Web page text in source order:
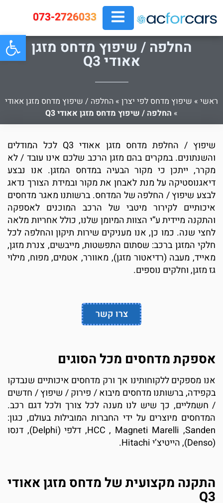
073-2726033
החלפה / שיפוץ מדחס מזגן
אאודי Q3
ראשי » שיפוץ מדחס לפי יצרן » החלפה / שיפוץ מדחס מזגן אאודי
» החלפה / שיפוץ מדחס מזגן אאודי Q3
שיפוץ / החלפת מדחס מזגן אאודי Q3 לכל המודלים
והשנתונים. במקרים בהם מזגן הרכב שלכם אינו עובד / לא
מקרר, ייתכן כי מקור הבעיה במדחס המזגן. אנו נבצע
דיאגנוסטיקה על מנת לאבחן את מקור ובמידת הצורך נדאג
לבצע שיפוץ / החלפה של המדחס. ברשותנו מאגר מדחסים
איכותיים לקירור מיטבי של הרכב המוכנים לאספקה
והתקנה מיידית ע”י הצוות המיומן שלנו, כולל אחריות מלאה
לחצי שנה. כמו כן, אנו מעניקים שירות תיקון והחלפה לכל
חלקי המזגן ברכב: שסתום התפשטות, מייבשים, צנרת מזגן,
מאייד, מעבה (רדיאטור מזגן), מאוורר, אטמים, מפוח, מילוי
גז מזגן, וחלקים נוספים.
צרו קשר
אספקת מדחסים מכל הסוגים
אנו מספקים ללקוחותינו אך ורק מדחסים איכותיים שנבדקו
בקפידה, ברשותנו מדחסים מיבוא / פירוק / שיפוץ / חדשים
/ חשמליים, כך שיש לנו מענה לכל צורך ולכל דגם רכב.
המדחסים מיוצרים על ידי החברות המובילות בעולם, כגון:
HCC , Magneti Marelli ,Sanden, דלפי (Delphi), דנסו
(Denso), הייטיצ’י Hitachi.
התקנה מקצועית של מדחס מזגן אאודי
Q3